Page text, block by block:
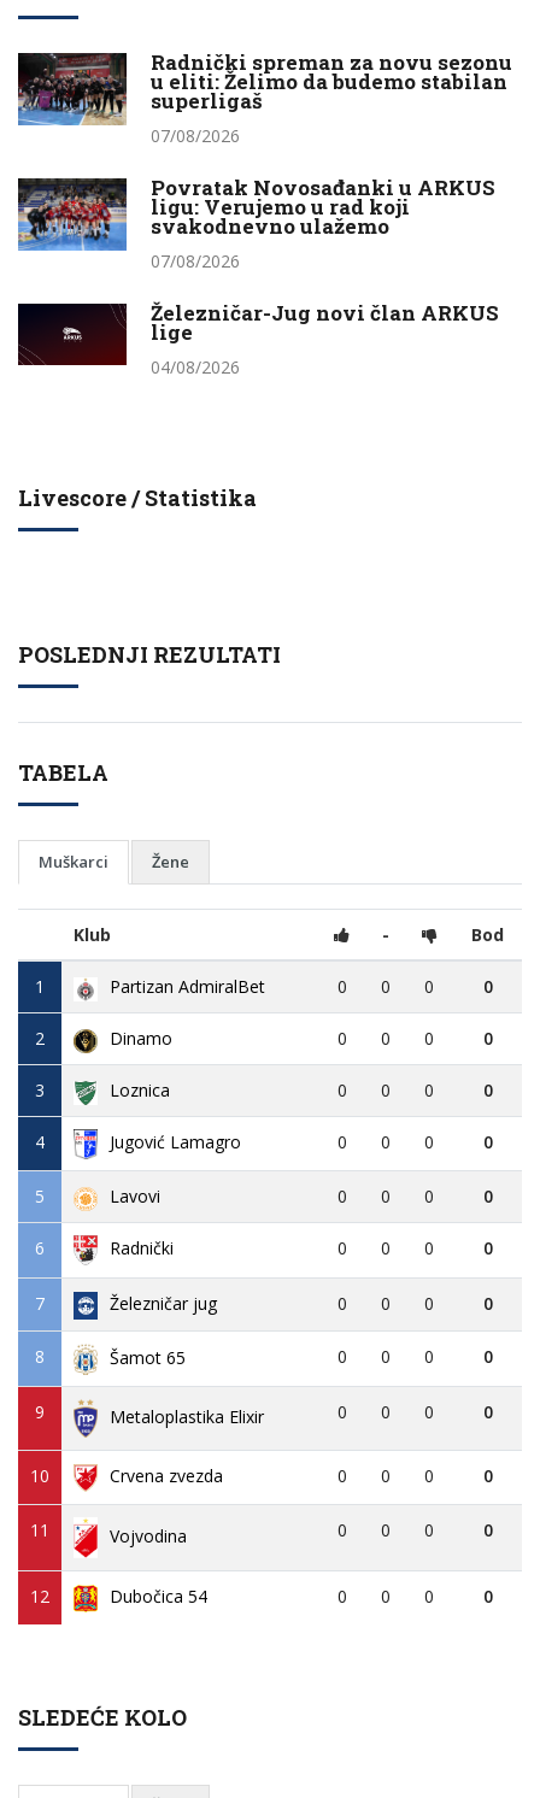
Radnički spreman za novu sezonu
u eliti: Želimo da budemo stabilan
superligaš
07/08/2026
Povratak Novosađanki u ARKUS
ligu: Verujemo u rad koji
svakodnevno ulažemo
07/08/2026
Železničar-Jug novi član ARKUS
lige
04/08/2026
Livescore / Statistika
POSLEDNJI REZULTATI
TABELA
Muškarci Žene
Klub - Bod
1 Partizan AdmiralBet 0 0 0 0
2 Dinamo 0 0 0 0
3 Loznica 0 0 0 0
4 Jugović Lamagro 0 0 0 0
5 Lavovi 0 0 0 0
6 Radnički 0 0 0 0
7 Železničar jug 0 0 0 0
8 Šamot 65 0 0 0 0
9 Metaloplastika Elixir 0 0 0 0
10 Crvena zvezda 0 0 0 0
11 Vojvodina 0 0 0 0
12 Dubočica 54 0 0 0 0
SLEDEĆE KOLO